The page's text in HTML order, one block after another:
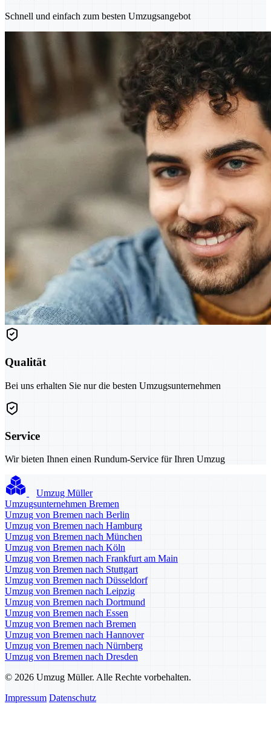
Schnell und einfach zum besten Umzugsangebot
Qualität
Bei uns erhalten Sie nur die besten Umzugsunternehmen
Service
Wir bieten Ihnen einen Rundum-Service für Ihren Umzug
Umzug Müller
Umzugsunternehmen Bremen
Umzug von Bremen nach Berlin
Umzug von Bremen nach Hamburg
Umzug von Bremen nach München
Umzug von Bremen nach Köln
Umzug von Bremen nach Frankfurt am Main
Umzug von Bremen nach Stuttgart
Umzug von Bremen nach Düsseldorf
Umzug von Bremen nach Leipzig
Umzug von Bremen nach Dortmund
Umzug von Bremen nach Essen
Umzug von Bremen nach Bremen
Umzug von Bremen nach Hannover
Umzug von Bremen nach Nürnberg
Umzug von Bremen nach Dresden
© 2026 Umzug Müller. Alle Rechte vorbehalten.
Impressum Datenschutz